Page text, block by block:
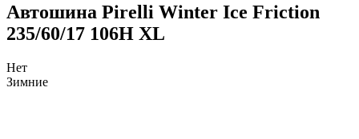
Автошина Pirelli Winter Ice Friction
235/60/17 106H XL
Нет
Зимние